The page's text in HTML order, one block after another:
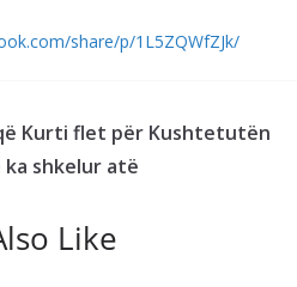
share/p/1L5ZQWfZJk/
Kurti flet për Kushtetutën
shkelur atë
Like